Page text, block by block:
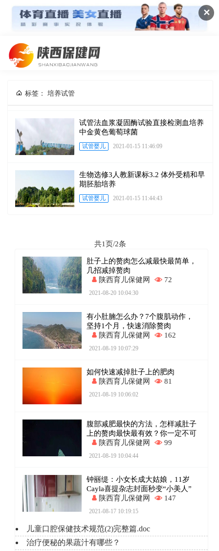
✕
标签： 培养试管
试管法血浆凝固酶试验直接检测血培养
中金黄色葡萄球菌
试管婴儿 2021-01-15 11:46:09
生物选修3人教新课标3.2 体外受精和早
期胚胎培养
试管婴儿 2021-01-15 11:44:43
共1页/2条
肚子上的赘肉怎么减最快最简单，
几招减掉赘肉
陕西育儿保健网
72
2021-08-20 10:04:30
有小肚腩怎么办？7个腹肌动作，
坚持1个月，快速消除赘肉
陕西育儿保健网
162
2021-08-19 10:07:29
如何快速减掉肚子上的肥肉
陕西育儿保健网
81
2021-08-19 10:06:02
腹部减肥最快的方法，怎样减肚子
上的赘肉最快最有效？你一定不可
陕西育儿保健网
99
2021-08-19 10:04:44
钟丽缇：小女长成大姑娘，11岁
Cayla喜提杂志封面秒变“小美人”
陕西育儿保健网
147
2021-08-17 10:19:15
儿童口腔保健技术规范(2)完整篇.doc
治疗便秘的果蔬汁有哪些？